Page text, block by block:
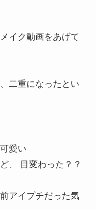
イク動画をあげて
二重になったとい
愛い
、 目変わった？？
アイプチだっ​​た気